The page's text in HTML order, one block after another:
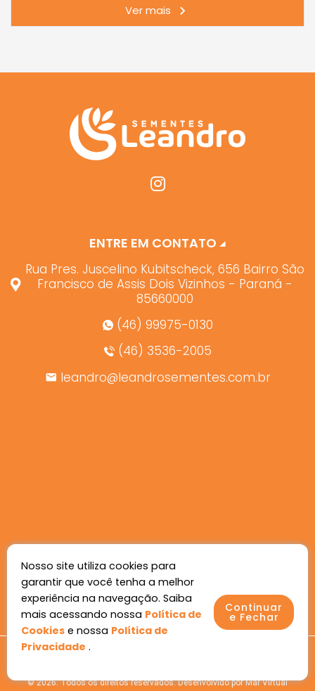
Ver mais
ENTRE EM CONTATO
Rua Pres. Juscelino Kubitscheck, 656 Bairro São
Francisco de Assis Dois Vizinhos - Paraná -
85660000
(46) 99975-0130
(46) 3536-2005
leandro@leandrosementes.com.br
© 2026. Todos os direitos reservados. Desenvolvido porMar Virtual
Nosso site utiliza cookies para
garantir que você tenha a melhor
experiência na navegação. Saiba
mais acessando nossa Política de
Cookies e nossa Política de
Privacidade .
Continuar
e Fechar